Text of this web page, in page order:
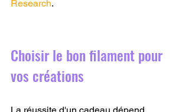
Research.
Choisir le bon filament pour
vos créations